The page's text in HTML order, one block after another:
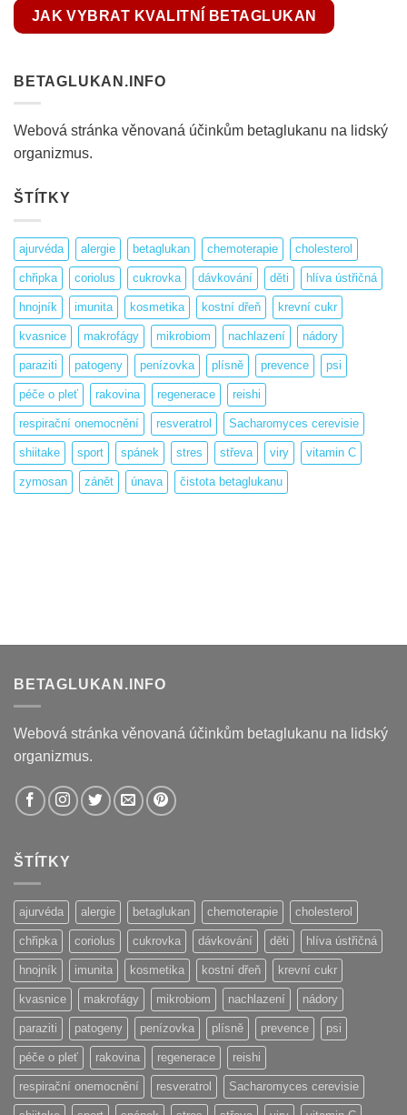
JAK VYBRAT KVALITNÍ BETAGLUKAN
BETAGLUKAN.INFO
Webová stránka věnovaná účinkům betaglukanu na lidský
organizmus.
ŠTÍTKY
ajurvéda alergie betaglukan chemoterapie cholesterol
chřipka coriolus cukrovka dávkování děti hlíva ústřičná
hnojník imunita kosmetika kostní dřeň krevní cukr
kvasnice makrofágy mikrobiom nachlazení nádory
paraziti patogeny penízovka plísně prevence psi
péče o pleť rakovina regenerace reishi
respirační onemocnění resveratrol Sacharomyces cerevisie
shiitake sport spánek stres střeva viry vitamin C
zymosan zánět únava čistota betaglukanu
BETAGLUKAN.INFO
Webová stránka věnovaná účinkům betaglukanu na lidský
organizmus.
ŠTÍTKY
ajurvéda alergie betaglukan chemoterapie cholesterol
chřipka coriolus cukrovka dávkování děti hlíva ústřičná
hnojník imunita kosmetika kostní dřeň krevní cukr
kvasnice makrofágy mikrobiom nachlazení nádory
paraziti patogeny penízovka plísně prevence psi
péče o pleť rakovina regenerace reishi
respirační onemocnění resveratrol Sacharomyces cerevisie